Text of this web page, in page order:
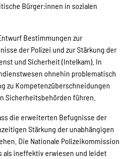
Bürger:innen in sozialen
Bestimmungen zur
der Polizei und zur Stärkung der
und Sicherheit (Intelkam). In
ohnehin problematisch
zu Kompetenzüberschneidungen
Sicherheitsbehörden führen.
die erweiterten Befugnisse der
Stärkung der unabhängigen
Die Nationale Polizeikommission
als ineffektiv erwiesen und leidet